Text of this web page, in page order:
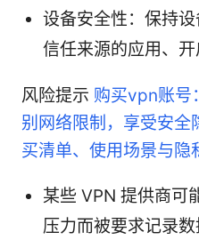
设备安全性：保持
信任来源的应用、开
风险提示 购买vpn账号
别网络限制，享受安全
买清单、使用场景与隐
某些 VPN 提供商可
压力而被要求记录